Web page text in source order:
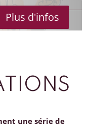
Plus d'infos
une série de